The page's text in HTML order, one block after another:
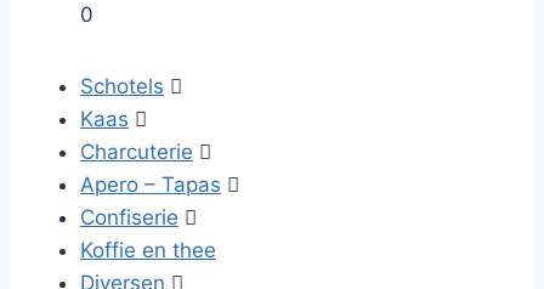
0
Schotels 
Kaas 
Charcuterie 
Apero – Tapas 
Confiserie 
Koffie en thee
Diversen 